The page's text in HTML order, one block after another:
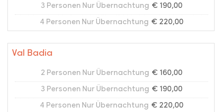
3 Personen Nur Übernachtung € 190,00
4 Personen Nur Übernachtung € 220,00
Val Badia
2 Personen Nur Übernachtung € 160,00
3 Personen Nur Übernachtung € 190,00
4 Personen Nur Übernachtung € 220,00